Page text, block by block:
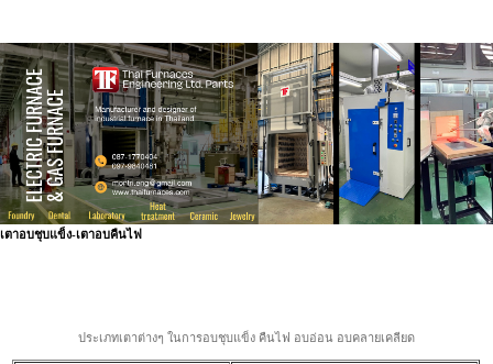
เตาอบชุบแข็ง-เตาอบคืนไฟ
ประเภทเตาต่างๆ ในการอบชุบแข็ง คืนไฟ อบอ่อน อบคลายเคลียด